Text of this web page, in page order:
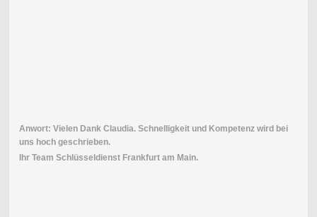
Anwort: Vielen Dank Claudia. Schnelligkeit und Kompetenz wird bei
uns hoch geschrieben.
Ihr Team Schlüsseldienst Frankfurt am Main.